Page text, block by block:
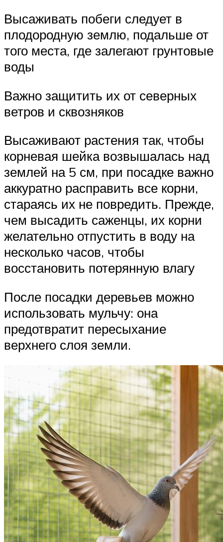
Высаживать побеги следует в
плодородную землю, подальше от
того места, где залегают грунтовые
воды
Важно защитить их от северных
ветров и сквозняков
Высаживают растения так, чтобы
корневая шейка возвышалась над
землей на 5 см, при посадке важно
аккуратно расправить все корни,
стараясь их не повредить. Прежде,
чем высадить саженцы, их корни
желательно отпустить в воду на
несколько часов, чтобы
восстановить потерянную влагу
После посадки деревьев можно
использовать мульчу: она
предотвратит пересыхание
верхнего слоя земли.